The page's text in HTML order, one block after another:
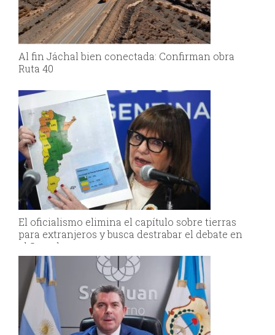
Al fin Jáchal bien conectada: Confirman obra
Ruta 40
El oficialismo elimina el capítulo sobre tierras
para extranjeros y busca destrabar el debate en
el Senado